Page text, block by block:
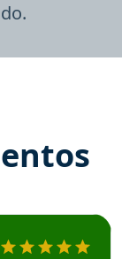
o Aprova